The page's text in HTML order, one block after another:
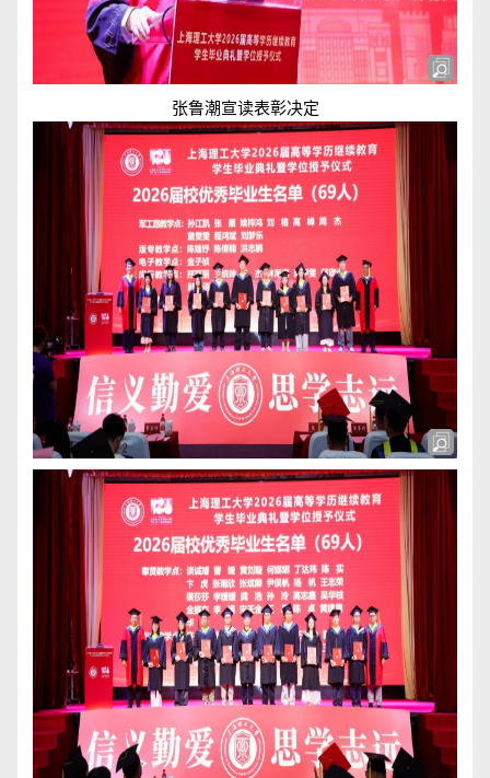
张鲁潮宣读表彰决定